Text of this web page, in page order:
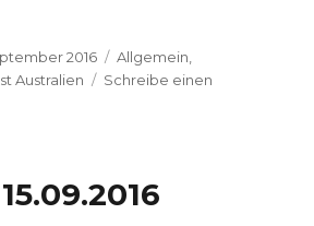
2016 Kategorien
Allgemein
Australien
Schreibe einen